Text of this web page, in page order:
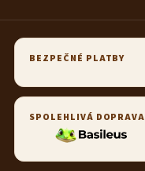
BEZPEČNÉ PLATBY
SPOLEHLIVÁ DOPRAVA